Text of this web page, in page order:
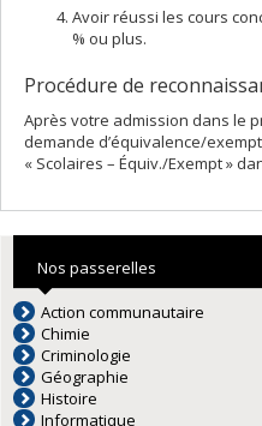
Avoir réussi les cours
% ou plus.
Procédure de
Après votre admission dans le
demande d’équivalence/
« Scolaires – Équiv./Exempt »
Nos passerelles
Action communautaire
Chimie
Criminologie
Géographie
Histoire
Informatique